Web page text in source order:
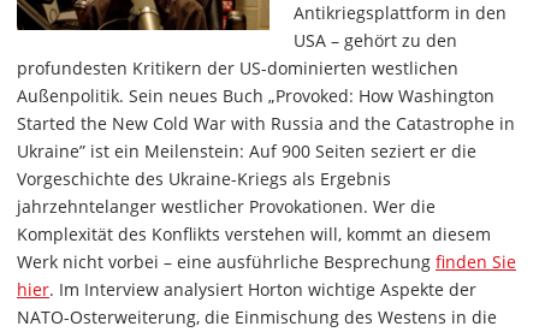
Antikriegsplattform in den
USA – gehört zu den
profundesten Kritikern der US-dominierten westlichen
Außenpolitik. Sein neues Buch „Provoked: How Washington
Started the New Cold War with Russia and the Catastrophe in
Ukraine” ist ein Meilenstein: Auf 900 Seiten seziert er die
Vorgeschichte des Ukraine-Kriegs als Ergebnis
jahrzehntelanger westlicher Provokationen. Wer die
Komplexität des Konflikts verstehen will, kommt an diesem
Werk nicht vorbei – eine ausführliche Besprechung finden Sie
hier. Im Interview analysiert Horton wichtige Aspekte der
NATO-Osterweiterung, die Einmischung des Westens in die